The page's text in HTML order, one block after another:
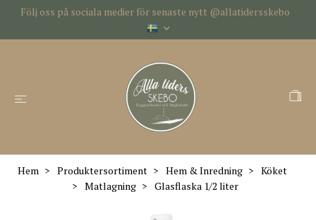
Följ oss på sociala medier för senaste nytt @allatidersskebo
Hem Produktersortiment Hem & Inredning
Köket
Matlagning
Glasflaska 1/2 liter